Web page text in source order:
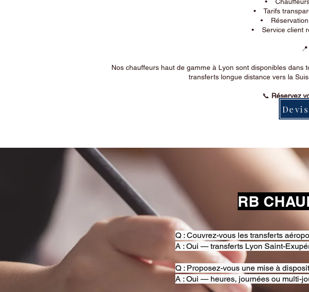
• Tarifs
• Réservation
• Service client
Nos chauffeurs haut de gamme à Lyon sont disponibles
transferts longue distance vers la
📞 Réservez
RB
Q : Couvrez-vous les transferts
A : Oui — transferts Lyon Saint-
Q : Proposez-vous une mise à
A : Oui — heures, journées ou multi-